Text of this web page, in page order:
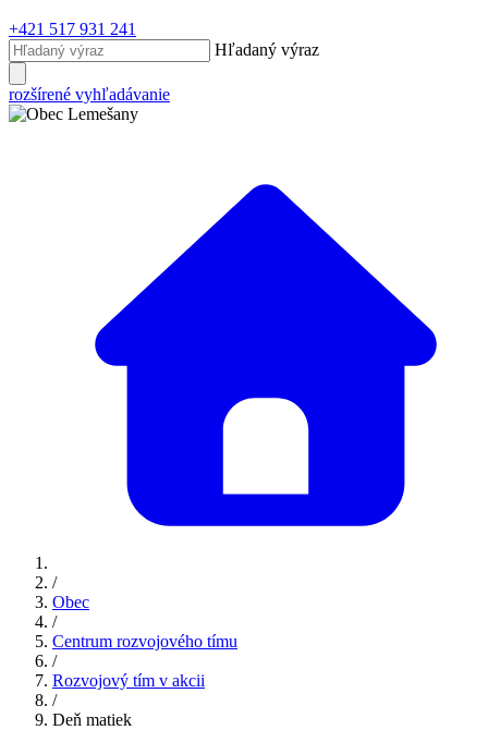
+421 517 931 241
Hľadaný výraz
rozšírené vyhľadávanie
/
Obec
/
Centrum rozvojového tímu
/
Rozvojový tím v akcii
/
Deň matiek